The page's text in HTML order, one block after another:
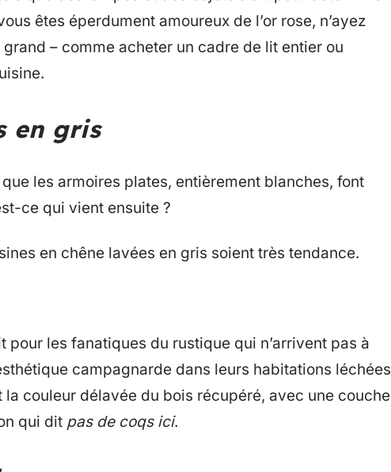
êtes éperdument amoureux de l’or rose, n’ayez
– comme acheter un cadre de lit entier ou
en gris
les armoires plates, entièrement blanches, font
ce qui vient ensuite ?
en chêne lavées en gris soient très tendance.
les fanatiques du rustique qui n’arrivent pas à
campagnarde dans leurs habitations léchées
couleur délavée du bois récupéré, avec une couche
qui dit pas de coqs ici.